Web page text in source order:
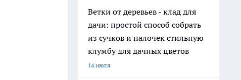
Ветки от деревьев - клад для
дачи: простой способ собрать
из сучков и палочек стильную
клумбу для дачных цветов
14 июля